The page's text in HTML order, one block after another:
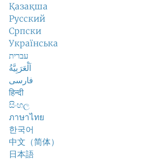
Қазақша
Русский
Српски
Українська
עברית
اَلْعَرَبِيَّةُ
فارسی
हिन्दी
සිංහල
ภาษาไทย
한국어
中文（简体）
日本語